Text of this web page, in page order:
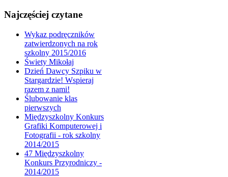
Najczęściej czytane
Wykaz podręczników
zatwierdzonych na rok
szkolny 2015/2016
Świety Mikołaj
Dzień Dawcy Szpiku w
Stargardzie! Wspieraj
razem z nami!
Ślubowanie klas
pierwszych
Międzyszkolny Konkurs
Grafiki Komputerowej i
Fotografii - rok szkolny
2014/2015
47 Międzyszkolny
Konkurs Przyrodniczy -
2014/2015